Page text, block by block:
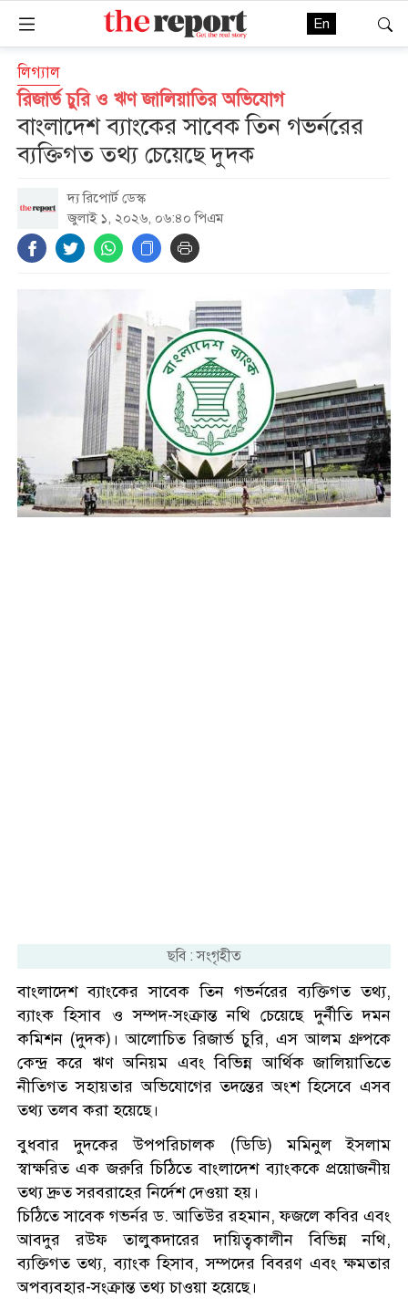
En
লিগ্যাল
রিজার্ভ চুরি ও ঋণ জালিয়াতির অভিযোগ
বাংলাদেশ ব্যাংকের সাবেক তিন গভর্নরের
ব্যক্তিগত তথ্য চেয়েছে দুদক
দ্য রিপোর্ট ডেস্ক
জুলাই ১, ২০২৬, ০৬:৪০ পিএম
ছবি : সংগৃহীত
বাংলাদেশ ব্যাংকের সাবেক তিন গভর্নরের ব্যক্তিগত তথ্য,
ব্যাংক হিসাব ও সম্পদ-সংক্রান্ত নথি চেয়েছে দুর্নীতি দমন
কমিশন (দুদক)। আলোচিত রিজার্ভ চুরি, এস আলম গ্রুপকে
কেন্দ্র করে ঋণ অনিয়ম এবং বিভিন্ন আর্থিক জালিয়াতিতে
নীতিগত সহায়তার অভিযোগের তদন্তের অংশ হিসেবে এসব
তথ্য তলব করা হয়েছে।
বুধবার দুদকের উপপরিচালক (ডিডি) মমিনুল ইসলাম
স্বাক্ষরিত এক জরুরি চিঠিতে বাংলাদেশ ব্যাংককে প্রয়োজনীয়
তথ্য দ্রুত সরবরাহের নির্দেশ দেওয়া হয়।
চিঠিতে সাবেক গভর্নর ড. আতিউর রহমান, ফজলে কবির এবং
আবদুর রউফ তালুকদারের দায়িত্বকালীন বিভিন্ন নথি,
ব্যক্তিগত তথ্য, ব্যাংক হিসাব, সম্পদের বিবরণ এবং ক্ষমতার
অপব্যবহার-সংক্রান্ত তথ্য চাওয়া হয়েছে।